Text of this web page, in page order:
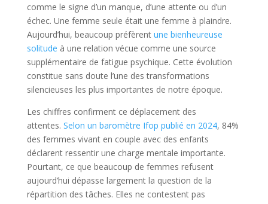
comme le signe d’un manque, d’une attente ou d’un
échec. Une femme seule était une femme à plaindre.
Aujourd’hui, beaucoup préfèrent une bienheureuse
solitude à une relation vécue comme une source
supplémentaire de fatigue psychique. Cette évolution
constitue sans doute l’une des transformations
silencieuses les plus importantes de notre époque.
Les chiffres confirment ce déplacement des
attentes. Selon un baromètre Ifop publié en 2024, 84%
des femmes vivant en couple avec des enfants
déclarent ressentir une charge mentale importante.
Pourtant, ce que beaucoup de femmes refusent
aujourd’hui dépasse largement la question de la
répartition des tâches. Elles ne contestent pas